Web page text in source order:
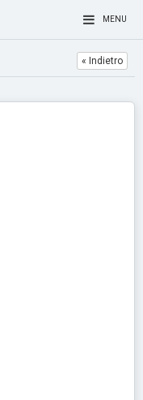
MENU
« Indietro